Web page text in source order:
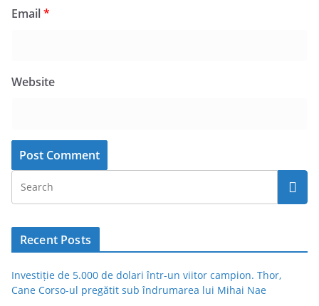
Email*
Website
Recent Posts
Investiție de 5.000 de dolari într-un viitor campion. Thor,
Cane Corso-ul pregătit sub îndrumarea lui Mihai Nae